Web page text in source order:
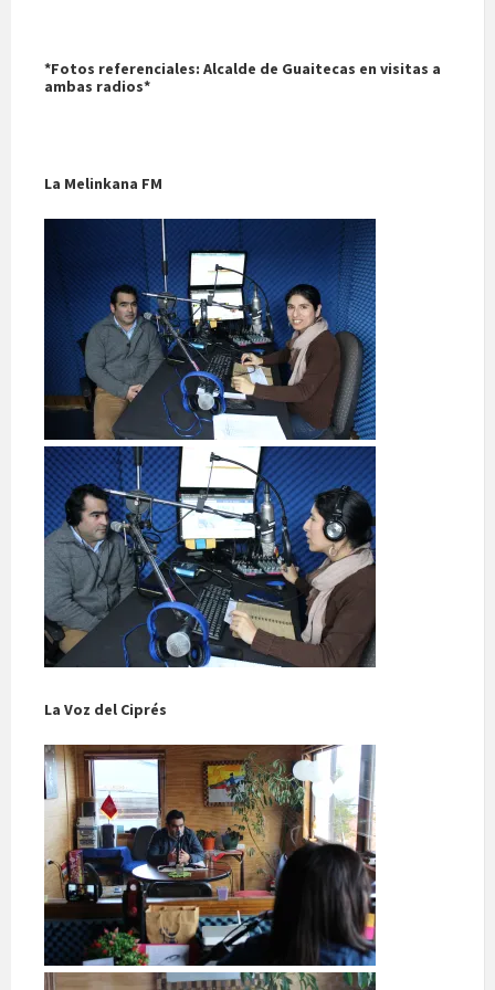
*Fotos referenciales: Alcalde de Guaitecas en visitas a
ambas radios*
La Melinkana FM
La Voz del Ciprés